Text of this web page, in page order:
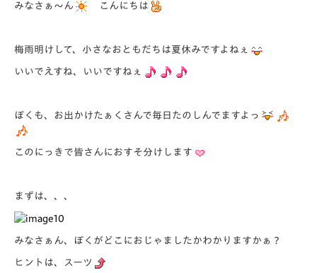
みなさぁ～ん こんにちは
梅雨明けして、小さなおともだちは夏休みですよねぇ
いいでえすね、いいですねぇ
ぼくも、お出かけたぁくさんで毎日たのしんでますよっ
このにっきで皆さんにおすそ分けします
まずは、、、
みなさぁん、ぼくがどこにおじゃましたかわかりますかぁ？
ヒントは、スーツ